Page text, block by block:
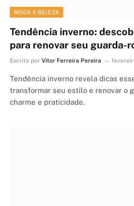
MODA E BELEZA
Tendência inverno:
para renovar seu guarda-
Escrito por Vitor Ferreira Pereira
Tendência inverno revela dicas
transformar seu estilo e renovar o
charme e praticidade.